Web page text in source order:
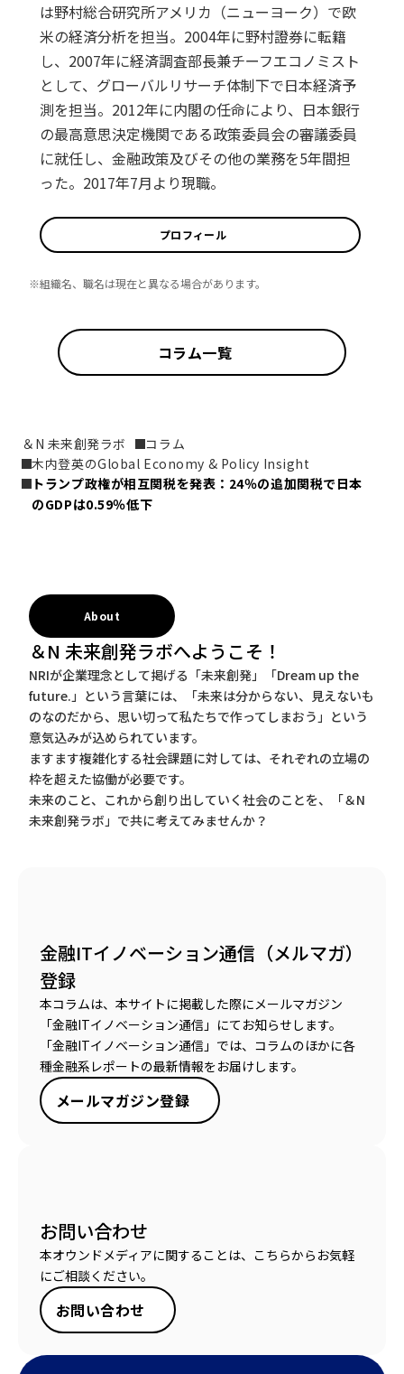
は野村総合研究所アメリカ（ニューヨーク）で欧
米の経済分析を担当。2004年に野村證券に転籍
し、2007年に経済調査部長兼チーフエコノミスト
として、グローバルリサーチ体制下で日本経済予
測を担当。2012年に内閣の任命により、日本銀行
の最高意思決定機関である政策委員会の審議委員
に就任し、金融政策及びその他の業務を5年間担
った。2017年7月より現職。
プロフィール
※組織名、職名は現在と異なる場合があります。
コラム一覧
＆N 未来創発ラボ
コラム
木内登英のGlobal Economy & Policy Insight
トランプ政権が相互関税を発表：24％の追加関税で日本
のGDPは0.59％低下
About
＆N 未来創発ラボへようこそ！
NRIが企業理念として掲げる「未来創発」「Dream up the
future.」という言葉には、「未来は分からない、見えないも
のなのだから、思い切って私たちで作ってしまおう」という
意気込みが込められています。
ますます複雑化する社会課題に対しては、それぞれの立場の
枠を超えた協働が必要です。
未来のこと、これから創り出していく社会のことを、「＆N
未来創発ラボ」で共に考えてみませんか？
金融ITイノベーション通信（メルマガ）
登録
本コラムは、本サイトに掲載した際にメールマガジン
「金融ITイノベーション通信」にてお知らせします。
「金融ITイノベーション通信」では、コラムのほかに各
種金融系レポートの最新情報をお届けします。
メールマガジン登録
お問い合わせ
本オウンドメディアに関することは、こちらからお気軽
にご相談ください。
お問い合わせ